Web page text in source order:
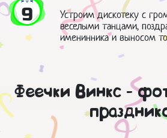
9
Устроим дискотеку с
веселыми танцами,
именинника и выносом
Феечки Винкс -